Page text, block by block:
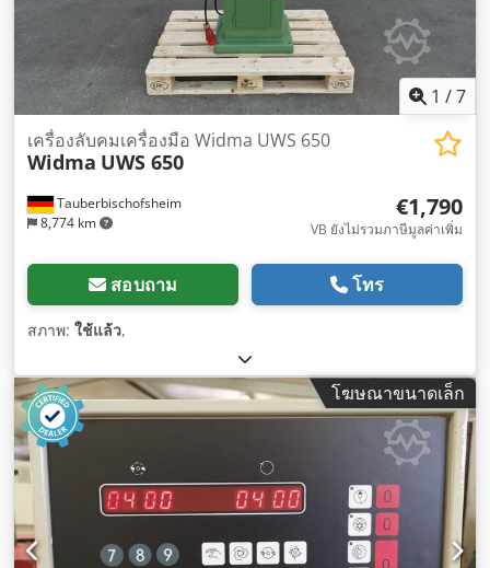
1 /7
Tauberbischofsheim
8,774 km
เครื่องลับคมเครื่องมือ Widma UWS 650
Widma UWS 650
€1,790
VB ยังไม่รวมภาษีมูลค่าเพิ่ม
สอบถาม โทร
สภาพ: ใช้แล้ว,
โฆษณาขนาดเล็ก